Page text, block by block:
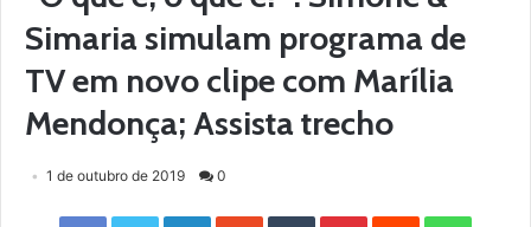
Simaria simulam programa de
TV em novo clipe com Marília
Mendonça; Assista trecho
1 de outubro de 2019 0
Facebook Twitter LinkedIn StumbleUpon Tumblr Pinterest Reddit